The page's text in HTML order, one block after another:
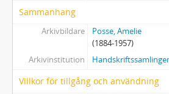
Sammanhang
Arkivbildare
Posse, Amelie
(1884-1957)
Arkivinstitution
Villkor för tillgång och användning